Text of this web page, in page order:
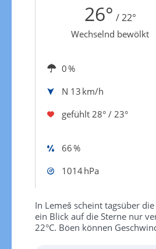
26° / 22°
Wechselnd bewölkt
0 %
N 13 km/h
gefühlt 28° / 23°
66 %
1014 hPa
In Lemeš scheint tagsüber
ein Blick auf die Sterne nur
22°C. Böen können